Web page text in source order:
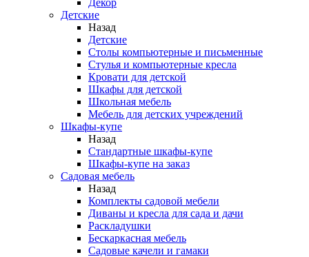
Декор
Детские
Назад
Детские
Столы компьютерные и письменные
Стулья и компьютерные кресла
Кровати для детской
Шкафы для детской
Школьная мебель
Мебель для детских учреждений
Шкафы-купе
Назад
Стандартные шкафы-купе
Шкафы-купе на заказ
Садовая мебель
Назад
Комплекты садовой мебели
Диваны и кресла для сада и дачи
Раскладушки
Бескаркасная мебель
Садовые качели и гамаки